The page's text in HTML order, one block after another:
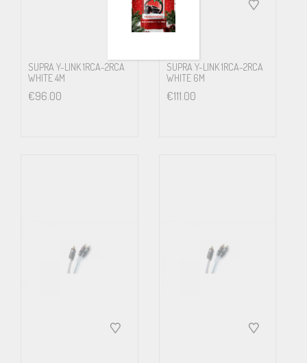
SUPRA Y-LINK 1RCA-2RCA
WHITE 4M
€96.00
SUPRA Y-LINK 1RCA-2RCA
WHITE 6M
€111.00